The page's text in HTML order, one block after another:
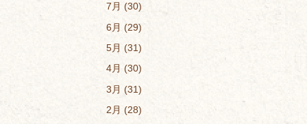
7月
30
6月
29
5月
31
4月
30
3月
31
2月
28